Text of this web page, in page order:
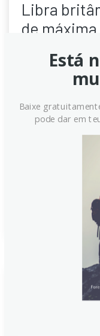
Libra
de
ruins do
A Libra esterlina
de duas
com os riscos
dos dados ruins
política, o
aumento de juros
Está
Baixe
pode dar em